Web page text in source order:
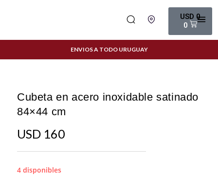
USD 0
0
ENVIOS A TODO URUGUAY
Cubeta en acero inoxidable satinado
84×44 cm
USD 160
4 disponibles